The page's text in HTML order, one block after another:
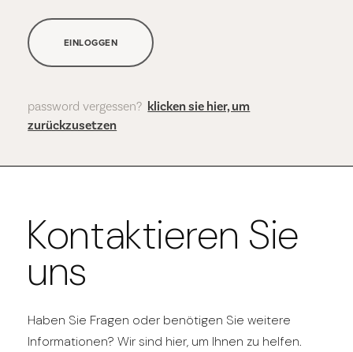
EINLOGGEN
password vergessen? klicken sie hier, um
zurückzusetzen
Kontaktieren Sie
uns
Haben Sie Fragen oder benötigen Sie weitere
Informationen? Wir sind hier, um Ihnen zu helfen.